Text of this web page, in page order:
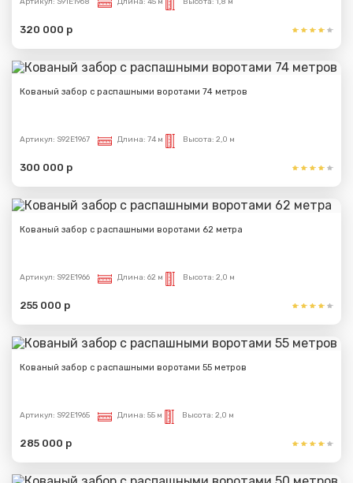
320 000 р
Кованый забор с распашными воротами 74 метров
Артикул: S92E1967 Длина: 74 м Высота: 2,0 м
300 000 р
Кованый забор с распашными воротами 62 метра
Артикул: S92E1966 Длина: 62 м Высота: 2,0 м
255 000 р
Кованый забор с распашными воротами 55 метров
Артикул: S92E1965 Длина: 55 м Высота: 2,0 м
285 000 р